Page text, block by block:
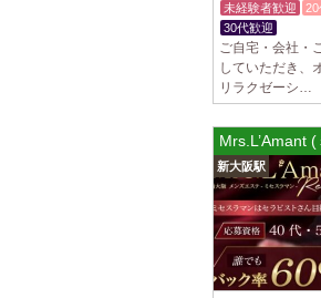
未経験者歓迎
20
30代歓迎
ご自宅・会社・
していただき、
リラクゼーシ…
Mrs.L’Amant
新大阪駅